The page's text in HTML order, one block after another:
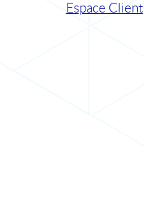
Espace Client